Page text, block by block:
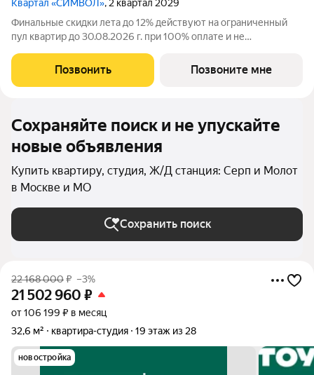
Квартал «СИМВОЛ», 2 квартал 2029
Финальные скидки лета до 12% действуют на ограниченный
пул квартир до 30.08.2026 г. при 100% оплате и не
застройщика: общая площадь 28.60 м, жилая 15.70 м, кухня
5.00 м, 8-й этаж, жилой квартал
Позвонить Позвоните мне
Сохраняйте поиск и не упускайте
новые объявления
Купить квартиру, студия, Ж/Д станция: Серп и Молот
в Москве и МО
Сохранить поиск
22 168 000₽ –3%
21 502 960 ₽
от 106 199 ₽ в месяц
32,6 м²
квартира-студия 19 этаж из 28
новостройка